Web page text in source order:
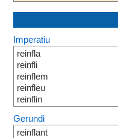
Imperatiu
reinfla
reinfli
reinflem
reinfleu
reinflin
Gerundi
reinflant